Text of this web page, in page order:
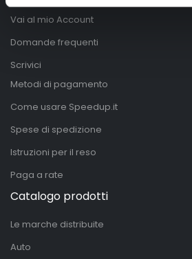
Vai al mio Account
Domande frequenti
Scrivici
Metodi di pagamento
Come usare Speedup.it
Spese di spedizione
Istruzioni per il reso
Paga a rate
Catalogo prodotti
Le marche distribuite
Auto